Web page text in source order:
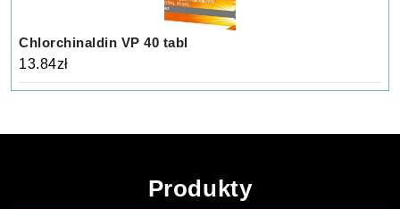
Chlorchinaldin VP 40 tabl
13.84zł
Produkty